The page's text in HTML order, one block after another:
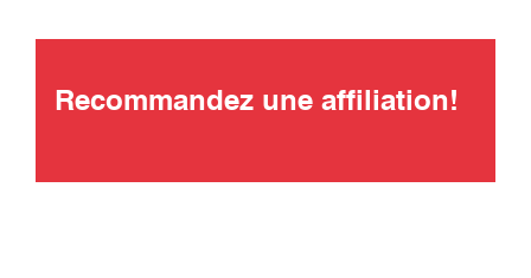
Recommandez une affiliation!